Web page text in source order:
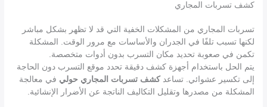
كشف تسربات المجاري
تسربات المجاري من المشكلات الخفية التي قد لا تظهر بشكل مباشر
لكنها تسبب تلفًا في الجدران والأساسات مع مرور الوقت. المشكلة
تكمن في صعوبة تحديد مكان التسرب بدون أدوات متخصصة.
يتم الحل باستخدام أجهزة كشف دقيقة تحدد موقع التسرب دون الحاجة
إلى تكسير عشوائي. تساعدكشف تسربات المجاري حولي في معالجة
المشكلة من مصدرها وتقليل التكاليف الناتجة عن الأضرار الإنشائية.